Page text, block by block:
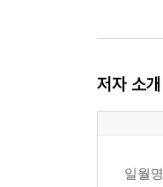
저자 소개
일월명